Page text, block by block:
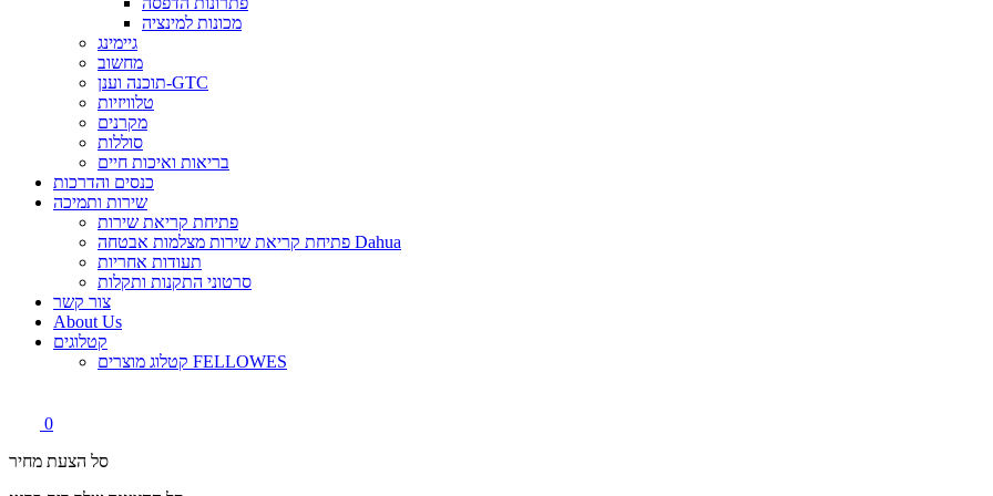
מכונות למינציה
גיימינג
מחשוב
תוכנה וענן-GTC
טלוויזיות
מקרנים
סוללות
בריאות ואיכות חיים
כנסים והדרכות
שירות ותמיכה
פתיחת קריאת שירות
פתיחת קריאת שירות מצלמות אבטחה Dahua
תעודות אחריות
סרטוני התקנות ותקלות
צור קשר
About Us
קטלוגים
קטלוג מוצרים FELLOWES
0
סל הצעת מחיר